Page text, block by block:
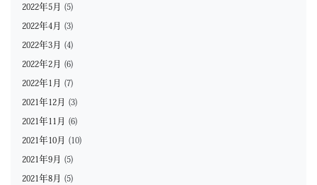
2022年5月 (5)
2022年4月 (3)
2022年3月 (4)
2022年2月 (6)
2022年1月 (7)
2021年12月 (3)
2021年11月 (6)
2021年10月 (10)
2021年9月 (5)
2021年8月 (5)